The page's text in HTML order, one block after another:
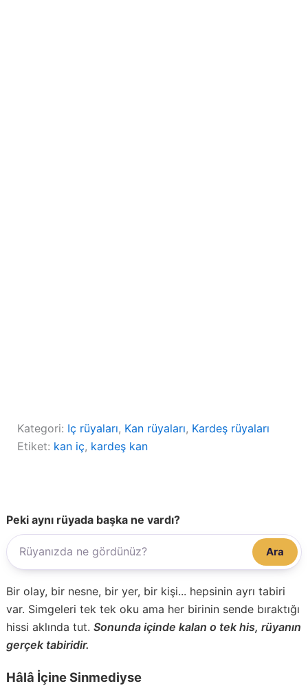
Kategori: Iç rüyaları, Kan rüyaları, Kardeş rüyaları
Etiket: kan iç, kardeş kan
Peki aynı rüyada başka ne vardı?
Ara
Bir olay, bir nesne, bir yer, bir kişi... hepsinin ayrı tabiri
var. Simgeleri tek tek oku ama her birinin sende bıraktığı
hissi aklında tut. Sonunda içinde kalan o tek his, rüyanın
gerçek tabiridir.
Hâlâ İçine Sinmediyse